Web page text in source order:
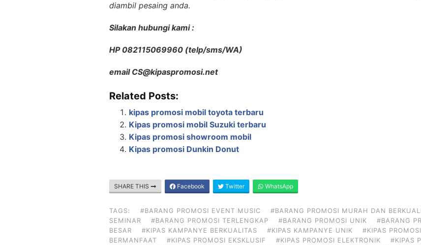
diambil pesaing anda.
Silakan hubungi kami :
HP 082115069960 (telp/sms/WA)
email CS@kipaspromosi.net
Related Posts:
kipas promosi mobil toyota terbaru
Kipas promosi mobil Suzuki terbaru
Kipas promosi showroom mobil
Kipas promosi Dunkin Donut
SHARE THIS Facebook Twitter WhatsApp
TAGS: #BARANG PROMOSI EVENT MUSIC #BARANG PROMOSI MURAH DAN
SEMINAR
#BARANG PROMOSI TERLENGKAP #BARANG PROMOSI UNIK
#BARANG
BESAR
#KIPAS KAMPANYE BERKUALITAS #KIPAS KAMPANYE UNIK #KIPAS
BERMANFAAT
#KIPAS PROMOSI EKSKLUSIF #KIPAS PROMOSI ELEKTRONIK
#KIPAS